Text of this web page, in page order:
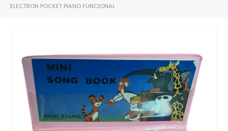
ELECTRON POCKET PIANO FUNCIONAL